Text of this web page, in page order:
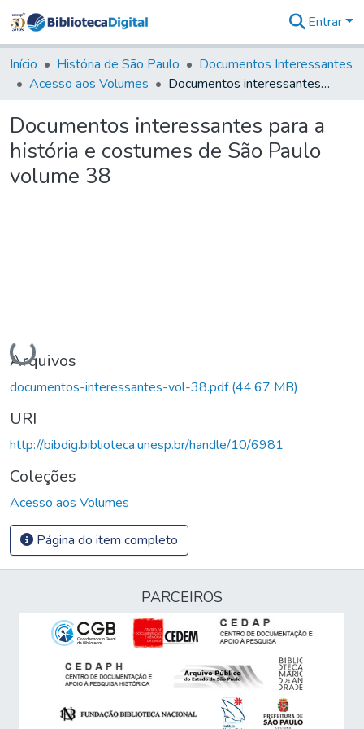
&
Coleções
Tudo na
Digital
Estatísticas
Entrar
Início História de São Paulo
Documentos Interessantes
Acesso aos Volumes
Documentos interessantes para a história e costumes de São Paulo volume 38
Documentos interessantes para a
história e costumes de São Paulo
volume 38
Carregando...
Arquivos
documentos-interessantes-vol-38.pdf(44,67 MB)
URI
http://bibdig.biblioteca.unesp.br/handle/10/6981
Coleções
Acesso aos Volumes
Página do item completo
PARCEIROS